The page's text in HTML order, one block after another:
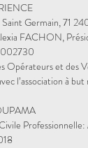
Germain, 71
FACHON,
Opérateurs et des
l’association à